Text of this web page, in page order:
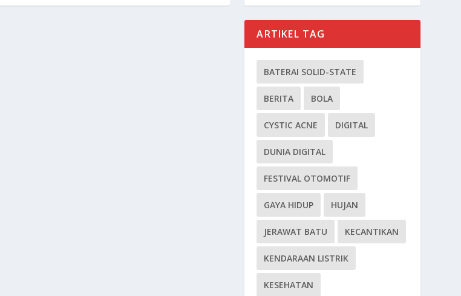
ARTIKEL TAG
BATERAI SOLID-STATE
BERITA BOLA
CYSTIC ACNE DIGITAL
DUNIA DIGITAL
FESTIVAL OTOMOTIF
GAYA HIDUP HUJAN
JERAWAT BATU KECANTIKAN
KENDARAAN LISTRIK
KESEHATAN